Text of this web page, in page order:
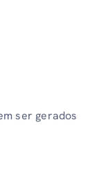
ser gerados